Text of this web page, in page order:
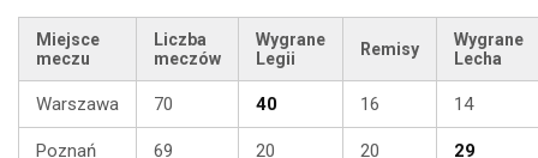
Miejsce
meczu
Liczba
meczów
Wygrane
Legii
Remisy
Wygrane
Lecha
Warszawa 70 40 16 14
Poznań 69 20 20 29